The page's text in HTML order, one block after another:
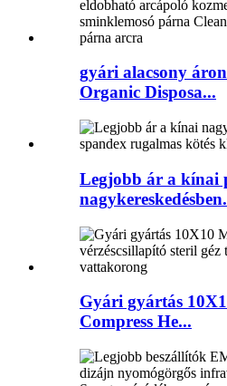
gyári alacsony
Organic Disposa...
Legjobb ár a kínai
Gyári gyártás
Compress He...